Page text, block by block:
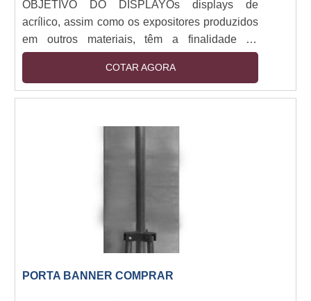
OBJETIVO DO DISPLAYOs displays de
acrílico, assim como os expositores produzidos
em outros materiais, têm a finalidade de
destacar um produto, serviço ou mensagem que
a empresa ou marca em questão tem a oferecer.
Dessa forma, além de ter um material de
com o local em que for instalado.USO DO
acrílico utilizam, como matéria-prima de base,
COTAR AGORA
PORTA BANNER COMPRAR